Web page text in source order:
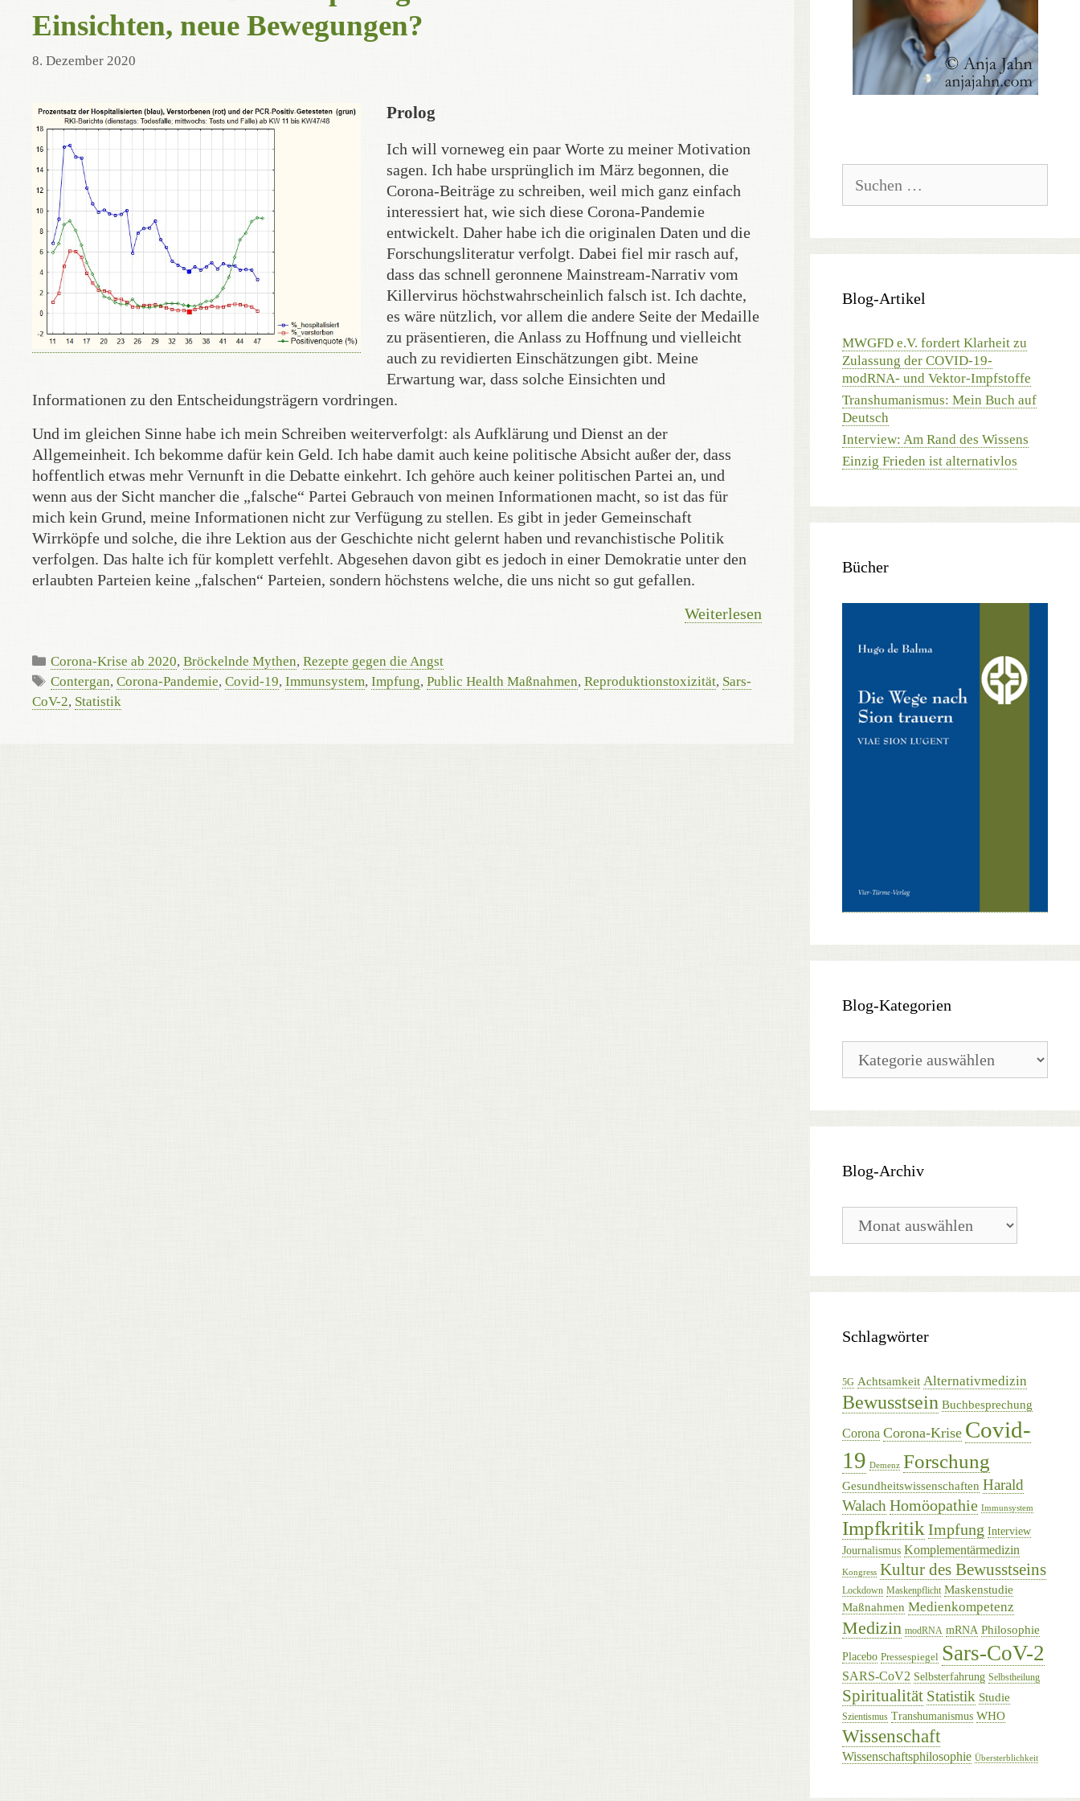
Einsichten, neue Bewegungen?
8. Dezember 2020
Prolog
Ich will vorneweg ein paar Worte zu meiner Motivation
sagen. Ich habe ursprünglich im März begonnen, die
Corona-Beiträge zu schreiben, weil mich ganz einfach
interessiert hat, wie sich diese Corona-Pandemie
entwickelt. Daher habe ich die originalen Daten und die
Forschungsliteratur verfolgt. Dabei fiel mir rasch auf,
dass das schnell geronnene Mainstream-Narrativ vom
Killervirus höchstwahrscheinlich falsch ist. Ich dachte,
es wäre nützlich, vor allem die andere Seite der Medaille
zu präsentieren, die Anlass zu Hoffnung und vielleicht
auch zu revidierten Einschätzungen gibt. Meine
Erwartung war, dass solche Einsichten und
Informationen zu den Entscheidungsträgern vordringen.
Und im gleichen Sinne habe ich mein Schreiben weiterverfolgt: als Aufklärung und Dienst an der
Allgemeinheit. Ich bekomme dafür kein Geld. Ich habe damit auch keine politische Absicht außer der, dass
hoffentlich etwas mehr Vernunft in die Debatte einkehrt. Ich gehöre auch keiner politischen Partei an, und
wenn aus der Sicht mancher die „falsche“ Partei Gebrauch von meinen Informationen macht, so ist das für
mich kein Grund, meine Informationen nicht zur Verfügung zu stellen. Es gibt in jeder Gemeinschaft
Wirrköpfe und solche, die ihre Lektion aus der Geschichte nicht gelernt haben und revanchistische Politik
verfolgen. Das halte ich für komplett verfehlt. Abgesehen davon gibt es jedoch in einer Demokratie unter den
erlaubten Parteien keine „falschen“ Parteien, sondern höchstens welche, die uns nicht so gut gefallen.
Weiterlesen
Kategorien
Corona-Krise ab 2020,Bröckelnde Mythen,Rezepte gegen die Angst
Schlagwörter
Contergan,Corona-Pandemie,Covid-19,Immunsystem,Impfung,Public Health Maßnahmen,Reproduktionstoxizität, Sars-
CoV-2, Statistik
nach:
Blog-Artikel
MWGFD e.V. fordert Klarheit zu
Zulassung der COVID-19-
modRNA- und Vektor-Impfstoffe
Transhumanismus: Mein Buch auf
Deutsch
Interview: Am Rand des Wissens
Einzig Frieden ist alternativlos
Bücher
Blog-Kategorien
Kategorien
Blog-Archiv
Archiv
Schlagwörter
5G Achtsamkeit Alternativmedizin
Bewusstsein Buchbesprechung
Corona Corona-Krise Covid-
19 Demenz Forschung
Gesundheitswissenschaften Harald
Walach Homöopathie Immunsystem
Impfkritik Impfung Interview
Journalismus Komplementärmedizin
Kongress Kultur des Bewusstseins
Lockdown Maskenpflicht Maskenstudie
Maßnahmen Medienkompetenz
Medizin modRNA mRNA Philosophie
Placebo Pressespiegel Sars-CoV-2
SARS-CoV2 Selbsterfahrung Selbstheilung
Spiritualität Statistik Studie
Szientismus Transhumanismus WHO
Wissenschaft
Wissenschaftsphilosophie Übersterblichkeit